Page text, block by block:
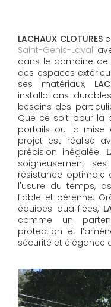
LACHAUX CLOTURES
Saint-Genis-Laval
dans le domaine
des espaces
ses matériaux,
installations
besoins des
Que ce soit pour la
portails ou la mise
projet est réalisé
précision inégalée.
soigneusement
résistance optimale
l'usure du temps,
fiable et pérenne.
équipes qualifiées,
comme un
protection et
sécurité et élégance